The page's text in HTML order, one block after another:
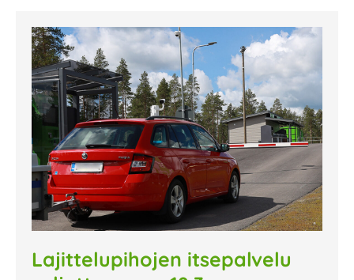
Lajittelupihojen itsepalvelu